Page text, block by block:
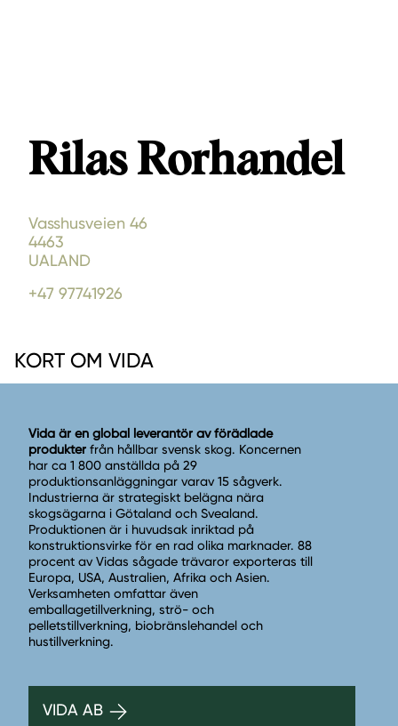
Rilas Rorhandel
Vasshusveien 46
4463
UALAND
+47 97741926
KORT OM VIDA
Vida är en global leverantör av förädlade
produkter från hållbar svensk skog. Koncernen
har ca 1 800 anställda på 29
produktionsanläggningar varav 15 sågverk.
Industrierna är strategiskt belägna nära
skogsägarna i Götaland och Svealand.
Produktionen är i huvudsak inriktad på
konstruktionsvirke för en rad olika marknader. 88
procent av Vidas sågade trävaror exporteras till
Europa, USA, Australien, Afrika och Asien.
Verksamheten omfattar även
emballagetillverkning, strö- och
pelletstillverkning, biobränslehandel och
hustillverkning.
VIDA AB